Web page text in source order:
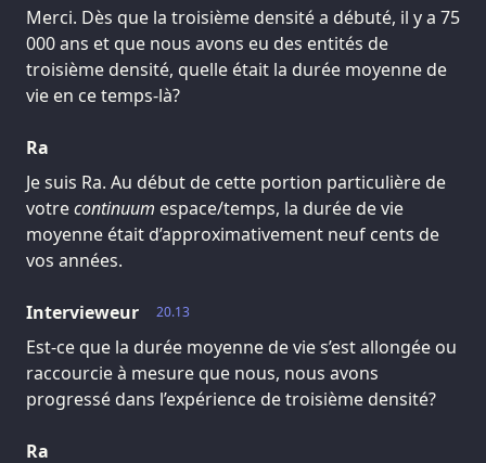
Merci. Dès que la troisième densité a débuté, il y a 75
000 ans et que nous avons eu des entités de
troisième densité, quelle était la durée moyenne de
vie en ce temps-là?
Ra
Je suis Ra. Au début de cette portion particulière de
votrecontinuum espace/temps, la durée de vie
moyenne était d’approximativement neuf cents de
vos années.
20.13
Intervieweur
Est-ce que la durée moyenne de vie s’est allongée ou
raccourcie à mesure que nous, nous avons
progressé dans l’expérience de troisième densité?
Ra